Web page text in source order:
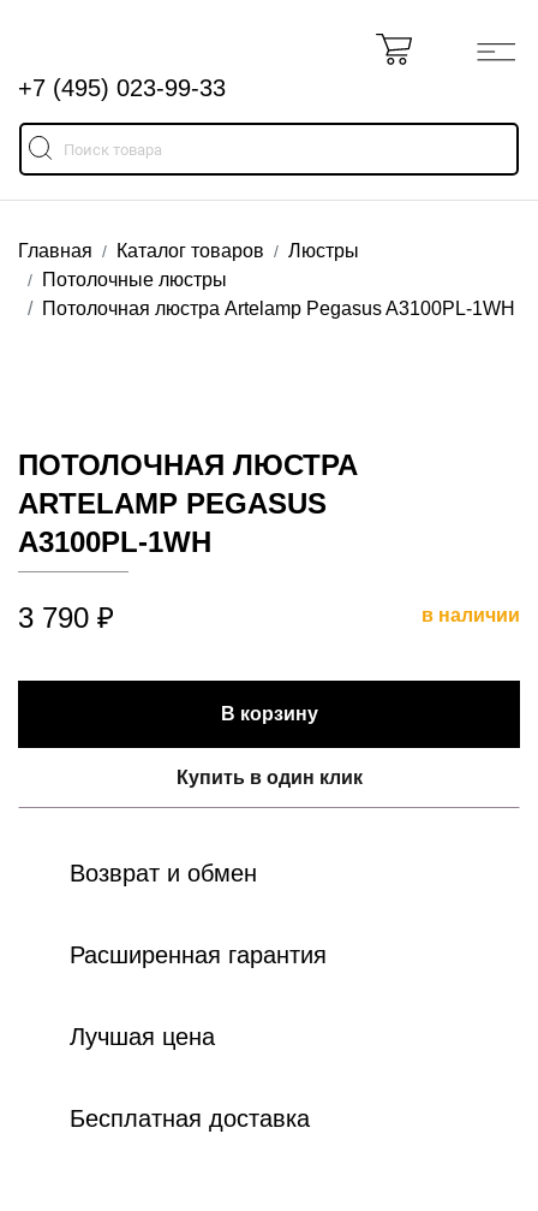
+7 (495) 023-99-33
Главная Каталог товаров
Люстры
Потолочные люстры
Потолочная люстра Artelamp Pegasus A3100PL-1WH
ПОТОЛОЧНАЯ ЛЮСТРА
ARTELAMP PEGASUS
A3100PL-1WH
3 790 ₽ в наличии
В корзину
Купить в один клик
Возврат и обмен
Расширенная гарантия
Лучшая цена
Бесплатная доставка